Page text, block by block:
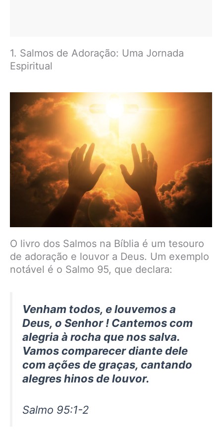
1. Salmos de Adoração: Uma Jornada
Espiritual
O livro dos Salmos na Bíblia é um tesouro
de adoração e louvor a Deus. Um exemplo
notável é o Salmo 95, que declara:
Venham todos, e louvemos a
Deus, o Senhor ! Cantemos com
alegria à rocha que nos salva.
Vamos comparecer diante dele
com ações de graças, cantando
alegres hinos de louvor.
Salmo 95:1-2